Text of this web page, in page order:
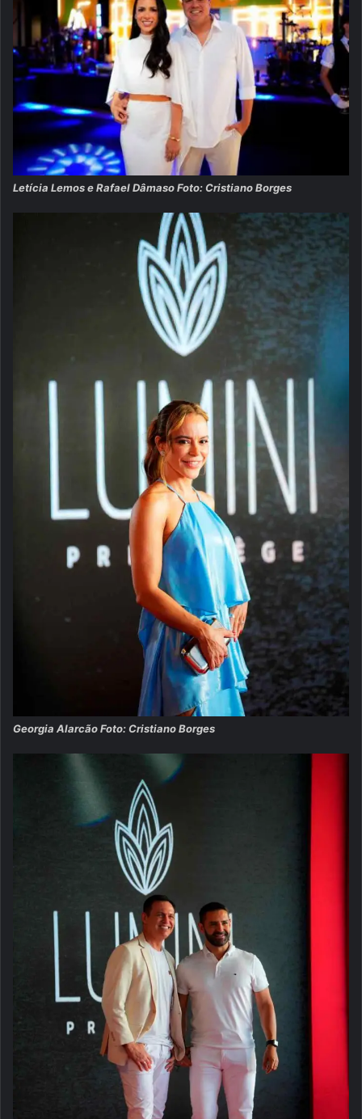
Letícia Lemos e Rafael Dâmaso Foto: Cristiano Borges
Georgia Alarcão Foto: Cristiano Borges